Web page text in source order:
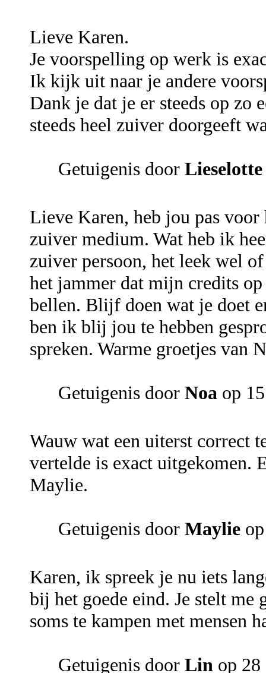
Lieve Karen.
Je voorspelling op werk is
Ik kijk uit naar je andere
Dank je dat je er steeds op zo
steeds heel zuiver doorgeeft
Getuigenis door Lieselotte
Lieve Karen, heb jou pas voor
zuiver medium. Wat heb ik
zuiver persoon, het leek wel
het jammer dat mijn credits
bellen. Blijf doen wat je doet
ben ik blij jou te hebben
spreken. Warme groetjes van
Getuigenis door Noa op
Wauw wat een uiterst correct
vertelde is exact uitgekomen.
Maylie.
Getuigenis door Maylie
Karen, ik spreek je nu iets
bij het goede eind. Je stelt me
soms te kampen met mensen
Getuigenis door Lin op 28